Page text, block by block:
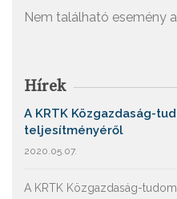
Nem található esemény
Hírek
A KRTK Közgazdaság-
teljesítményéről
2020.05.07.
A KRTK Közgazdaság-